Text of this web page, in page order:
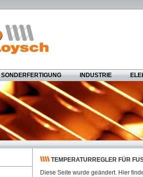
SONDERFERTIGUNG INDUSTRIE
TEMPERATURREGLER FÜR
Diese Seite wurde geändert. Hier